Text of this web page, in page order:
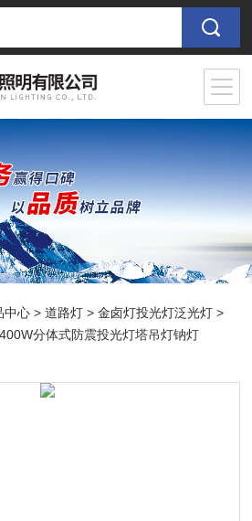
中心 >道路灯 >金卤灯投光灯泛光灯 >
分体式防震投光灯塔吊灯钠灯